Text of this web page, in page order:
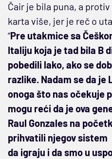
Čair je bila puna, a
karta više, jer je reč o
“Pre utakmice sa
Italiju koja je tad bila B
pobedili lako, ako se
razlike. Nadam se da
onoga što nas očekuje
mogu reći da je ova
Raul Gonzales na
prihvatili njegov sistem
da igraju i da smo u